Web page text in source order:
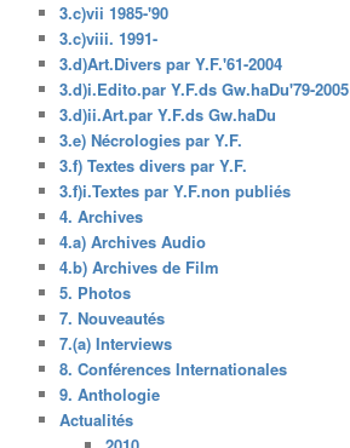
3.c)vii 1985-'90
3.c)viii. 1991-
3.d)Art.Divers par Y.F.'61-2004
3.d)i.Edito.par Y.F.ds Gw.haDu'79-2005
3.d)ii.Art.par Y.F.ds Gw.haDu
3.e) Nécrologies par Y.F.
3.f) Textes divers par Y.F.
3.f)i.Textes par Y.F.non publiés
4. Archives
4.a) Archives Audio
4.b) Archives de Film
5. Photos
7. Nouveautés
7.(a) Interviews
8. Conférences Internationales
9. Anthologie
Actualités